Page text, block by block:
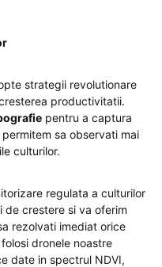
strategii revolutionare
productivitatii.
pentru a captura
sa observati mai
culturilor.
regulata a culturilor
de crestere si va oferim
rezolvati imediat orice
dronele noastre
date in spectrul NDVI,